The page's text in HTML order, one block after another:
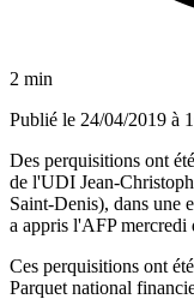
2 min
Publié le 24/04/2019 à
Des perquisitions ont
de l'UDI Jean-
Saint-Denis), dans une
a appris l'AFP mercredi
Ces perquisitions ont
Parquet national